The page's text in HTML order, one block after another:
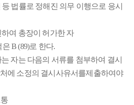
법률로 정해진 의무 이행으로 응시
여 총장이 허가한 자
B (89)로 한다.
자는 다음의 서류를 첨부하여 결시
에 소정의 결시사유서를제출하여야